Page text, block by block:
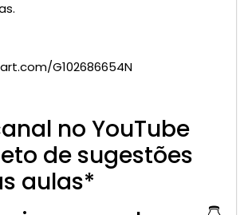
G102686654N
no YouTube
de sugestões
aulas*